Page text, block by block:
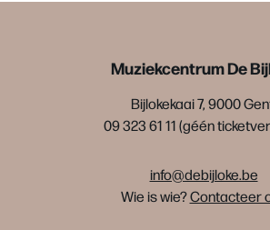
Muziekcentrum De
Bijlokekaai 7, 9000
09 323 61 11 (géén
info@debijloke.be
Wie is wie?Contacteer